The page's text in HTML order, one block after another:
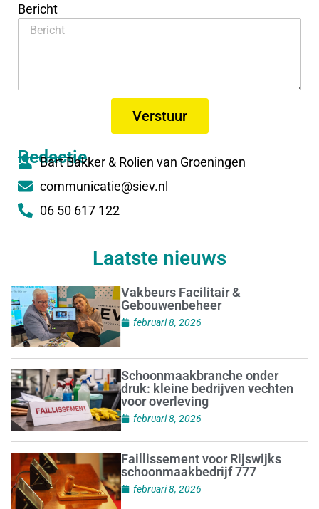
Bericht
Verstuur
Redactie
Bart Bakker & Rolien van Groeningen
communicatie@siev.nl
06 50 617 122
Laatste nieuws
Vakbeurs Facilitair &
Gebouwenbeheer
februari 8, 2026
Schoonmaakbranche onder
druk: kleine bedrijven vechten
voor overleving
februari 8, 2026
Faillissement voor Rijswijks
schoonmaakbedrijf 777
februari 8, 2026